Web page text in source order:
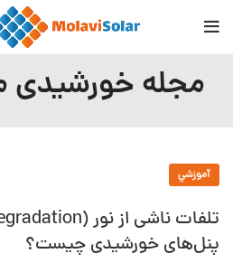
مجله خورشیدی
آموزشي
پنل‌های خورشیدی چیست؟